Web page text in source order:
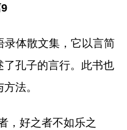
录体散文集，它以言简
孔子的言行。此书也
法。
，好之者不如乐之